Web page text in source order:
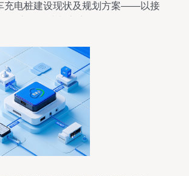
充电桩建设现状及规划方案——以接